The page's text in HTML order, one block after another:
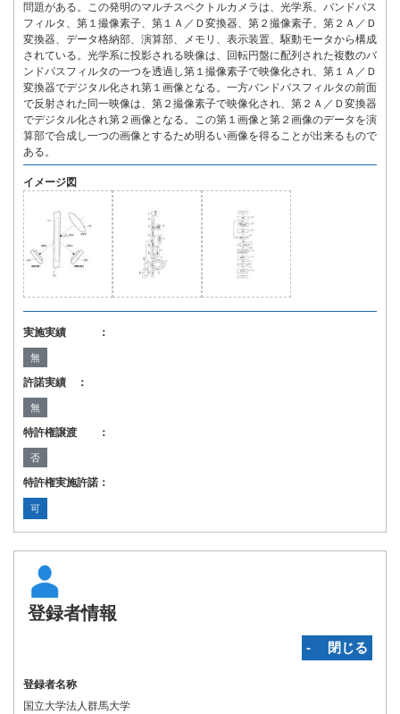
問題がある。この発明のマルチスペクトルカメラは、光学系、バンドパス
フィルタ、第１撮像素子、第１Ａ／Ｄ変換器、第２撮像素子、第２Ａ／Ｄ
変換器、データ格納部、演算部、メモリ、表示装置、駆動モータから構成
されている。光学系に投影される映像は、回転円盤に配列された複数のバ
ンドパスフィルタの一つを透過し第１撮像素子で映像化され、第１Ａ／Ｄ
変換器でデジタル化され第１画像となる。一方バンドパスフィルタの前面
で反射された同一映像は、第２撮像素子で映像化され、第２Ａ／Ｄ変換器
でデジタル化され第２画像となる。この第１画像と第２画像のデータを演
算部で合成し一つの画像とするため明るい画像を得ることが出来るもので
ある。
イメージ図
実施実績 ：
無
許諾実績 ：
無
特許権譲渡 ：
否
特許権実施許諾：
可
登録者情報
‐ 閉じる
登録者名称
国立大学法人群馬大学